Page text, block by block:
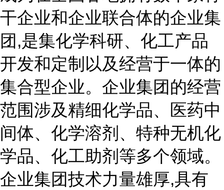
干企业和企业联合体的企业集
团,是集化学科研、化工产品
开发和定制以及经营于一体的
集合型企业。企业集团的经营
范围涉及精细化学品、医药中
间体、化学溶剂、特种无机化
学品、化工助剂等多个领域。
企业集团技术力量雄厚,具有